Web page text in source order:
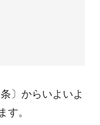
〕からいよいよ
。